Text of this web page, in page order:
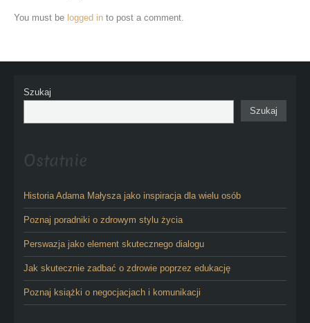
You must be logged in to post a comment.
Szukaj
Szukaj
Ostatnie
Historia Adama Małysza jako inspiracja dla wielu osób
Poznaj poradniki o zdrowym stylu życia
Perswazja jako element skutecznego dialogu
Jak skutecznie zadbać o zdrowie poprzez edukację
Poznaj książki o negocjacjach i komunikacji